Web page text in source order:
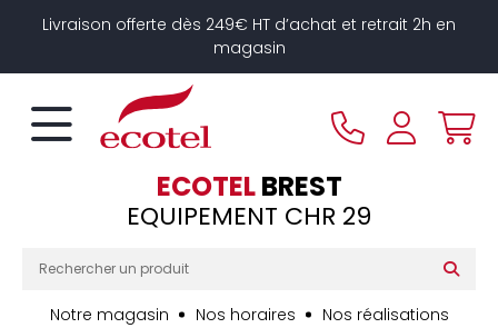
Livraison offerte dès 249€ HT d’achat et retrait 2h en
magasin
ECOTELBREST
EQUIPEMENT CHR 29
Notre magasin Nos horaires Nos réalisations
Panneau de gestion des cookies